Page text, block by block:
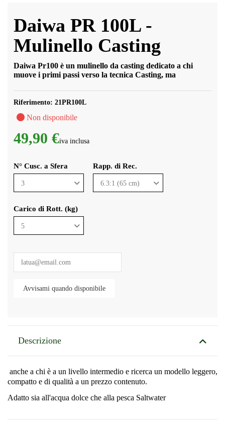
Daiwa PR 100L -
Mulinello Casting
Daiwa Pr100 è un mulinello da casting dedicato a chi
muove i primi passi verso la tecnica Casting, ma
Riferimento: 21PR100L
Non disponibile
49,90 €iva inclusa
N° Cusc. a Sfera Rapp. di Rec.
Carico di Rott. (kg)
Descrizione
anche a chi è a un livello intermedio e ricerca un modello leggero,
compatto e di qualità a un prezzo contenuto.
Adatto sia all'acqua dolce che alla pesca Saltwater